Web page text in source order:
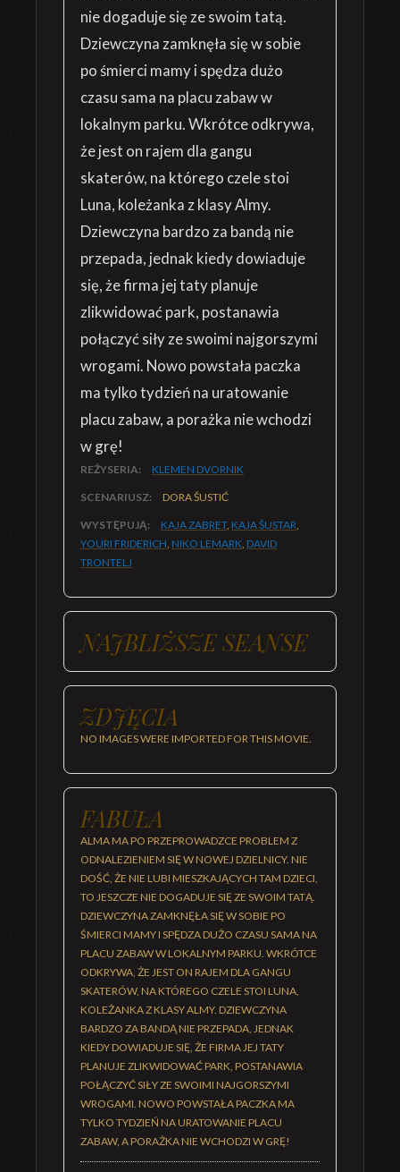
nie dogaduje się ze swoim tatą.
Dziewczyna zamknęła się w sobie
po śmierci mamy i spędza dużo
czasu sama na placu zabaw w
lokalnym parku. Wkrótce odkrywa,
że jest on rajem dla gangu
skaterów, na którego czele stoi
Luna, koleżanka z klasy Almy.
Dziewczyna bardzo za bandą nie
przepada, jednak kiedy dowiaduje
się, że firma jej taty planuje
zlikwidować park, postanawia
połączyć siły ze swoimi najgorszymi
wrogami. Nowo powstała paczka
ma tylko tydzień na uratowanie
placu zabaw, a porażka nie wchodzi
w grę!
REŻYSERIA: KLEMEN DVORNIK
SCENARIUSZ: DORA ŠUSTIĆ
WYSTĘPUJĄ: KAJA ZABRET, KAJA ŠUSTAR,
YOURI FRIDERICH, NIKO LEMARK, DAVID
TRONTELJ
NAJBLIŻSZE SEANSE
ZDJĘCIA
NO IMAGES WERE IMPORTED FOR THIS MOVIE.
FABUŁA
ALMA MA PO PRZEPROWADZCE PROBLEM Z
ODNALEZIENIEM SIĘ W NOWEJ DZIELNICY. NIE
DOŚĆ, ŻE NIE LUBI MIESZKAJĄCYCH TAM DZIECI,
TO JESZCZE NIE DOGADUJE SIĘ ZE SWOIM TATĄ.
DZIEWCZYNA ZAMKNĘŁA SIĘ W SOBIE PO
ŚMIERCI MAMY I SPĘDZA DUŻO CZASU SAMA NA
PLACU ZABAW W LOKALNYM PARKU. WKRÓTCE
ODKRYWA, ŻE JEST ON RAJEM DLA GANGU
SKATERÓW, NA KTÓREGO CZELE STOI LUNA,
KOLEŻANKA Z KLASY ALMY. DZIEWCZYNA
BARDZO ZA BANDĄ NIE PRZEPADA, JEDNAK
KIEDY DOWIADUJE SIĘ, ŻE FIRMA JEJ TATY
PLANUJE ZLIKWIDOWAĆ PARK, POSTANAWIA
POŁĄCZYĆ SIŁY ZE SWOIMI NAJGORSZYMI
WROGAMI. NOWO POWSTAŁA PACZKA MA
TYLKO TYDZIEŃ NA URATOWANIE PLACU
ZABAW, A PORAŻKA NIE WCHODZI W GRĘ!